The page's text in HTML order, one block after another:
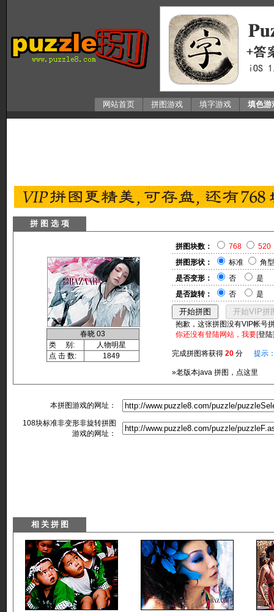
网站首页 拼图游戏 填字游戏 填色游
拼 图 选 项
春晓 03
类 别:
人物明星
点 击 数:
1849
拼图块数： 768
520
拼图形状：
标准
角型
是否变形：
否
是
是否旋转：
否 是
抱歉，这张拼图没有VIP帐号
你还没有登陆网站，我要[登陆
完成拼图将获得 20 分 提示
»老版本java 拼图，点这里
本拼图游戏的网址：
108块标准非变形非旋转拼图
游戏的网址：